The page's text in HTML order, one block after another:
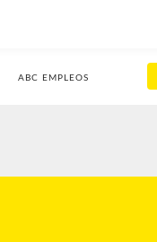
ABC EMPLEOS